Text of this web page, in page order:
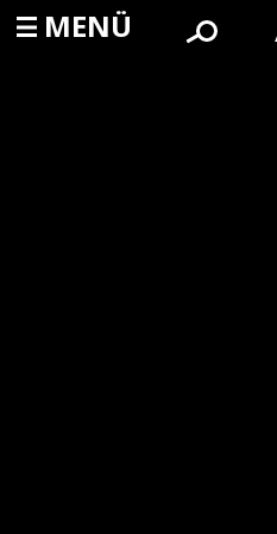
MENÜ